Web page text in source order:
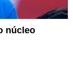
núcleo